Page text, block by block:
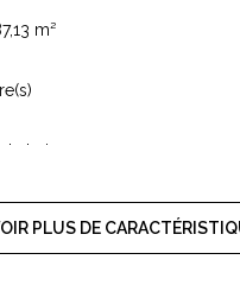
m²
bain
PLUS DE